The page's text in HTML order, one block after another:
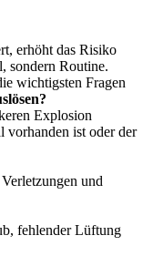
erhöht das Risiko
sondern Routine.
wichtigsten Fragen
Explosion
vorhanden ist oder der
und
fehlender Lüftung